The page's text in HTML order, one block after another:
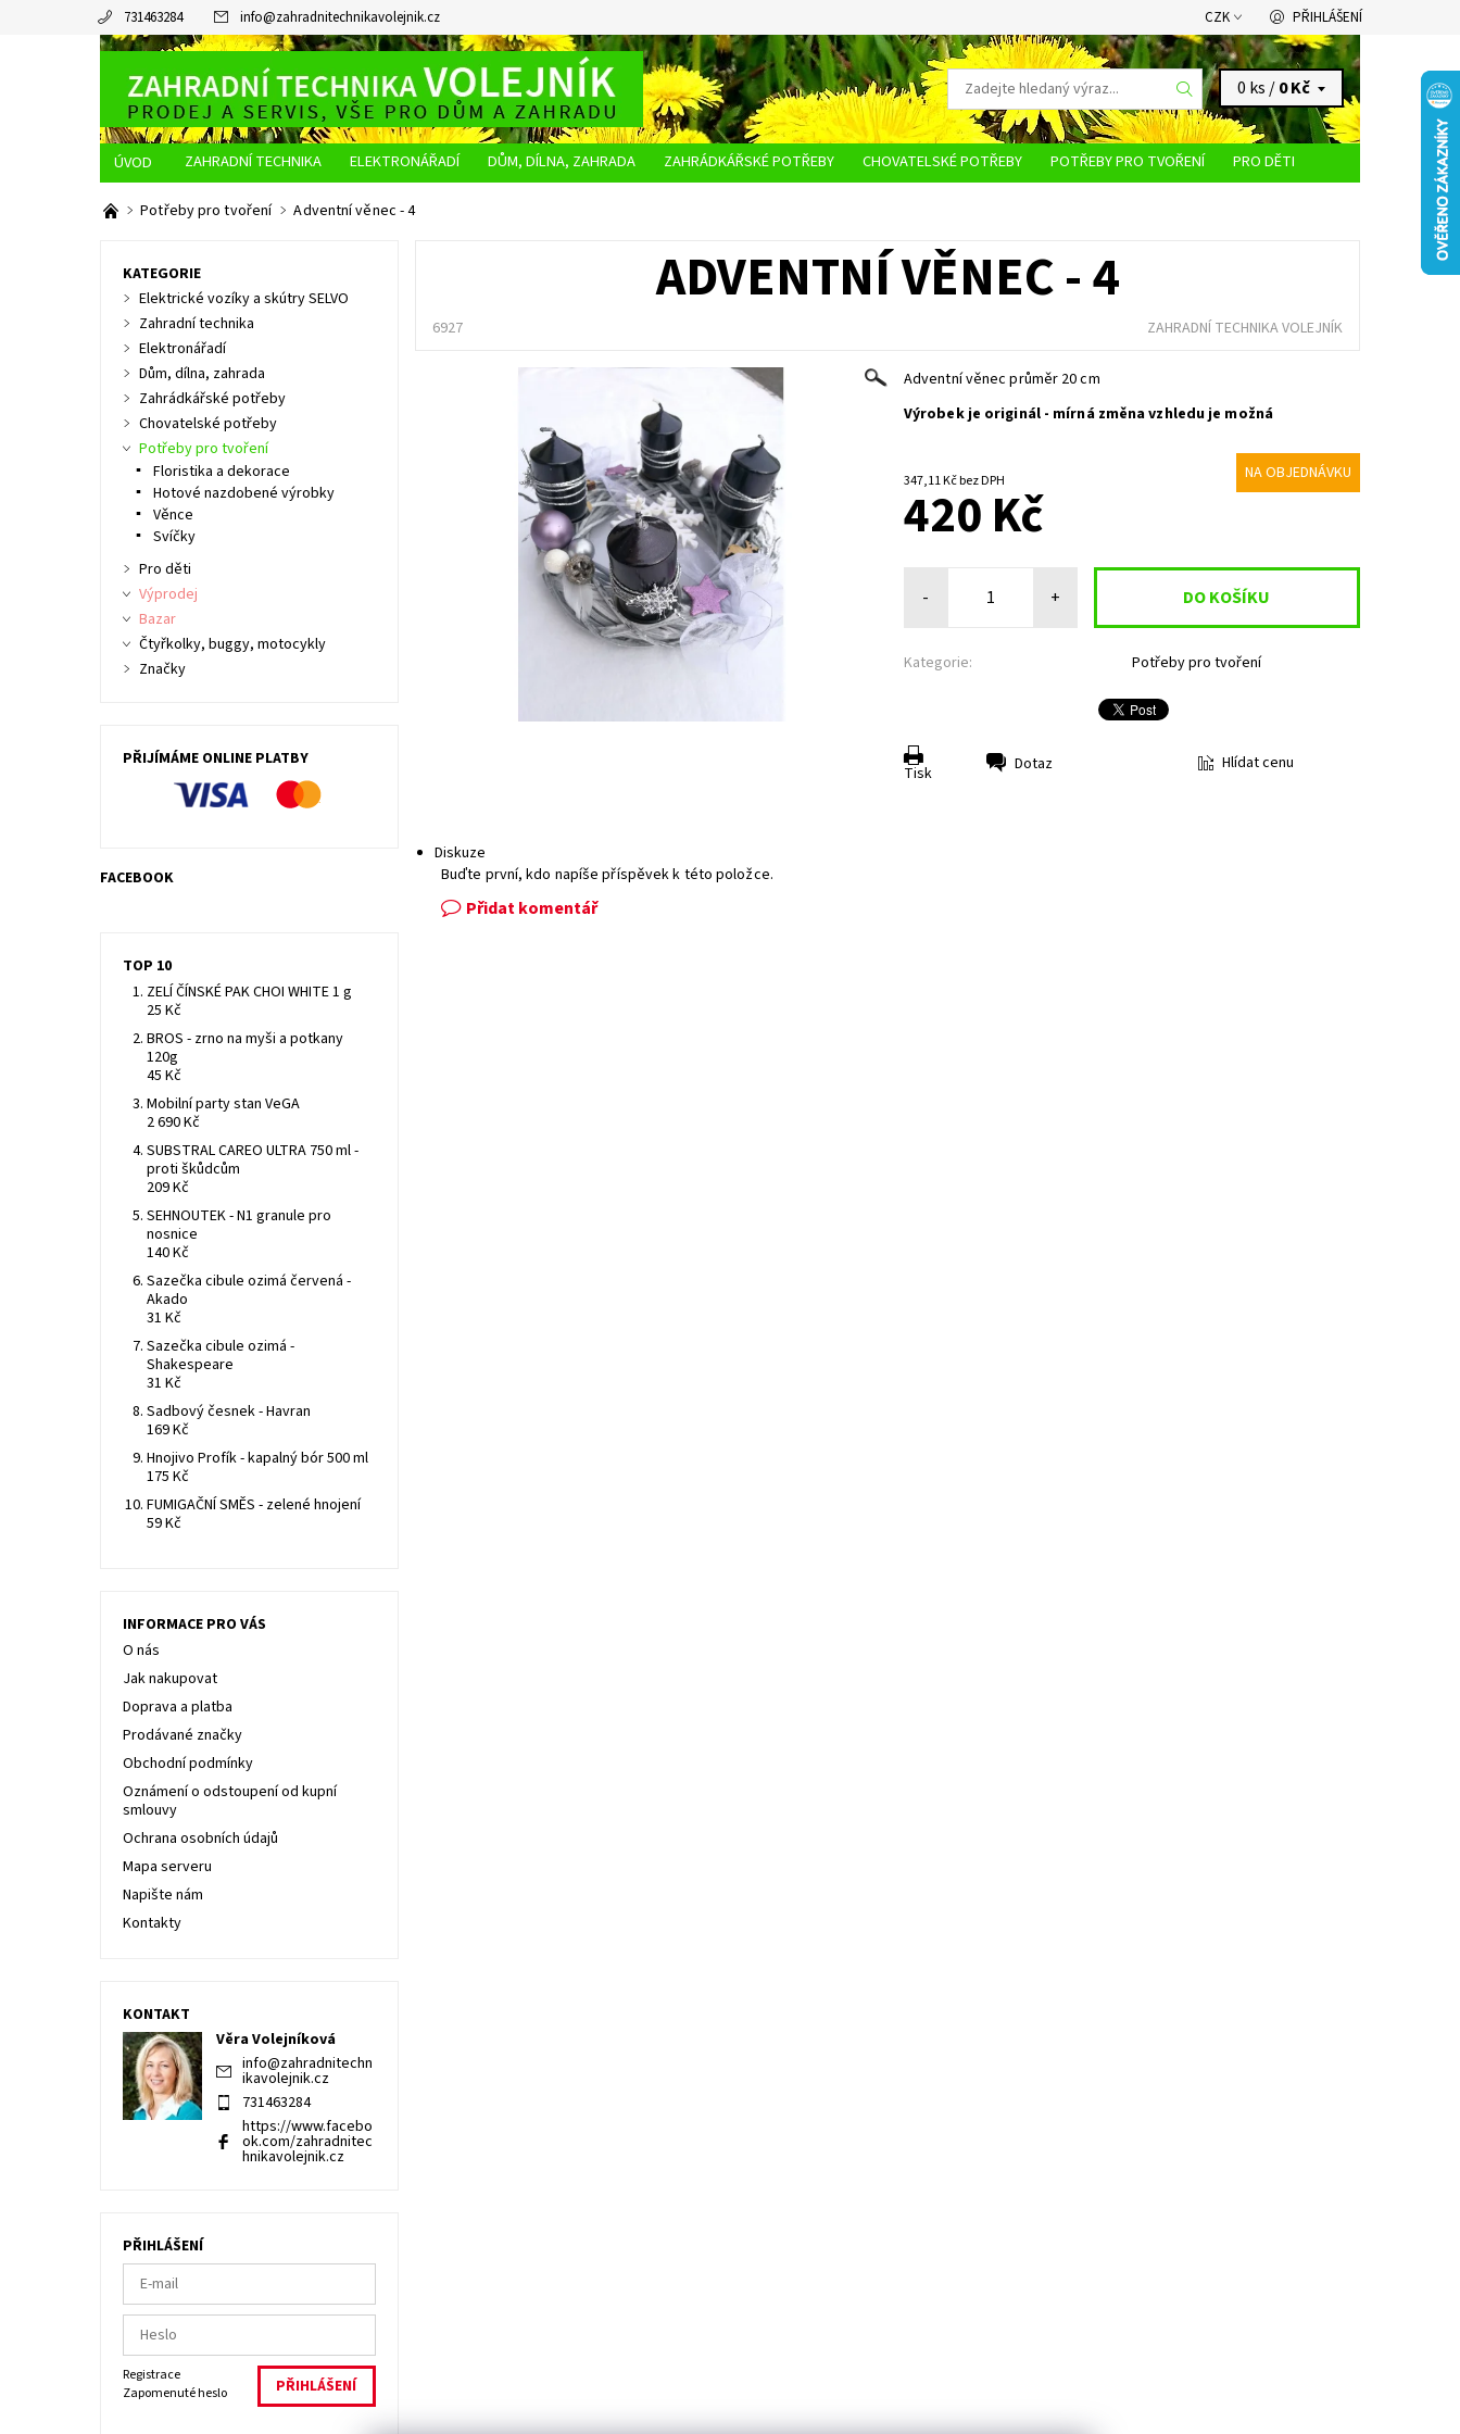
731463284 info@zahradnitechnikavolejnik.cz CZK PŘIHLÁŠENÍ
0 ks /0 Kč
ZAHRADNÍ TECHNIKA ELEKTRONÁŘADÍ DŮM, DÍLNA, ZAHRADA ZAHRÁDKÁŘSKÉ POTŘEBY CHOVATELSKÉ POTŘEBY POTŘEBY PRO TVOŘENÍ
PRO DĚTI
O NÁS
JAK NAKUPOVAT DOPRAVA A PLATBA
Potřeby pro tvoření Adventní věnec - 4
ADVENTNÍ VĚNEC - 4
6927 ZAHRADNÍ TECHNIKA VOLEJNÍK
Adventní věnec průměr 20 cm
Výrobek je originál - mírná změna vzhledu je možná
347,11 Kč bez DPH NA OBJEDNÁVKU
420 Kč
- +
Kategorie: Potřeby pro tvoření
Tisk Dotaz Hlídat cenu
Diskuze
Buďte první, kdo napíše příspěvek k této položce.
Přidat komentář
KATEGORIE
Elektrické vozíky a skútry SELVO
Zahradní technika
Elektronářadí
Dům, dílna, zahrada
Zahrádkářské potřeby
Chovatelské potřeby
Potřeby pro tvoření
Floristika a dekorace
Hotové nazdobené výrobky
Věnce
Svíčky
Pro děti
Výprodej
Bazar
Čtyřkolky, buggy, motocykly
Značky
PŘIJÍMÁME ONLINE PLATBY
FACEBOOK
TOP 10
ZELÍ ČÍNSKÉ PAK CHOI WHITE 1 g
25 Kč
BROS - zrno na myši a potkany
120g
45 Kč
Mobilní party stan VeGA
2 690 Kč
SUBSTRAL CAREO ULTRA 750 ml -
proti škůdcům
209 Kč
SEHNOUTEK - N1 granule pro
nosnice
140 Kč
Sazečka cibule ozimá červená -
Akado
31 Kč
Sazečka cibule ozimá -
Shakespeare
31 Kč
Sadbový česnek - Havran
169 Kč
Hnojivo Profík - kapalný bór 500 ml
175 Kč
FUMIGAČNÍ SMĚS - zelené hnojení
59 Kč
INFORMACE PRO VÁS
O nás
Jak nakupovat
Doprava a platba
Prodávané značky
Obchodní podmínky
Oznámení o odstoupení od kupní
smlouvy
Ochrana osobních údajů
Mapa serveru
Napište nám
Kontakty
KONTAKT
Věra Volejníková
info@zahradnitechn
ikavolejnik.cz
731463284
https://www.facebo
ok.com/zahradnitec
hnikavolejnik.cz
PŘIHLÁŠENÍ
Registrace
Zapomenuté heslo